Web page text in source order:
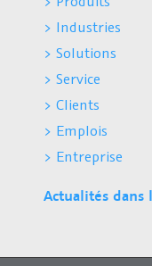
> Industries
> Solutions
> Service
> Clients
> Emplois
> Entreprise
Actualités dans